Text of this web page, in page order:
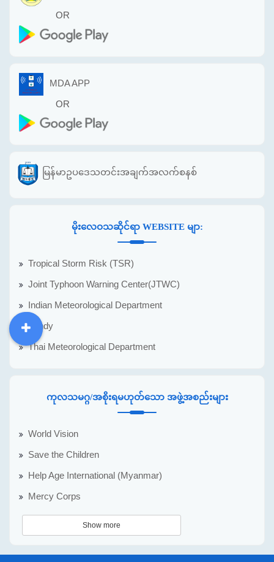
OR
MDA APP
OR
မြန်မာဥပဒေသတင်းအချက်အလက်စနစ်
မိုးလေဝသဆိုင်ရာ WEBSITE မျာ:
Tropical Storm Risk (TSR)
Joint Typhoon Warning Center(JTWC)
Indian Meteorological Department
Windy
Thai Meteorological Department
ကုလသမဂ္ဂ/အစိုးရမဟုတ်သော အဖွဲ့အစည်းများ
World Vision
Save the Children
Help Age International (Myanmar)
Mercy Corps
Show more
DDM